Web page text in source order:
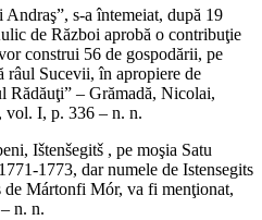
s-a întemeiat, după 19
de Război aprobă o contribuţie
construi 56 de gospodării, pe
râul Sucevii, în apropiere de
Rădăuţi” – Grămadă, Nicolai,
, vol. I, p. 336 – n. n.
Ištenšegitš , pe moşia Satu
1773, dar numele de Istensegits
de Mártonfi Mór, va fi menţionat,
n. n.